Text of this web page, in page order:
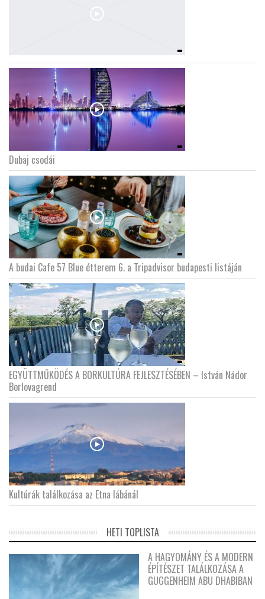
Dubaj csodái
A budai Cafe 57 Blue étterem 6. a Tripadvisor budapesti listáján
EGYÜTTMŰKÖDÉS A BORKULTÚRA FEJLESZTÉSÉBEN – István Nádor
Borlovagrend
Kultúrák találkozása az Etna lábánál
HETI TOPLISTA
A HAGYOMÁNY ÉS A MODERN
ÉPÍTÉSZET TALÁLKOZÁSA A
GUGGENHEIM ABU DHABIBAN